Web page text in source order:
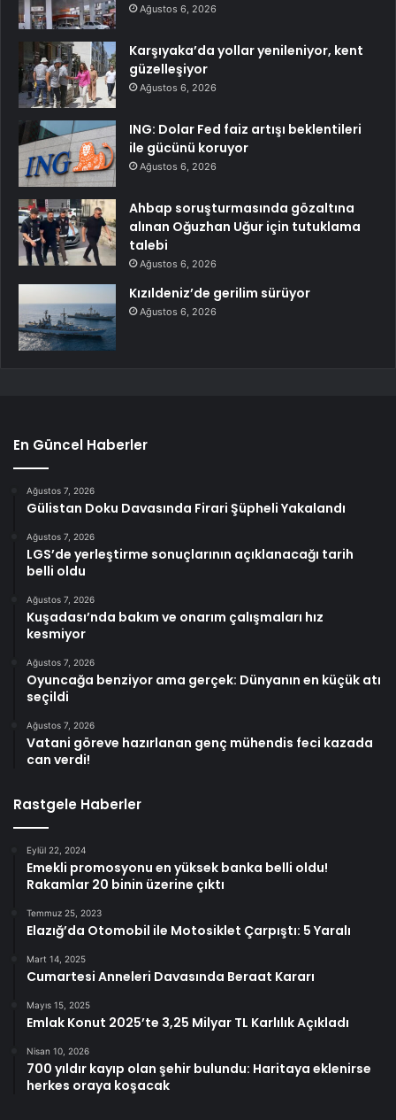
Ağustos 6, 2026
Karşıyaka’da yollar yenileniyor, kent
güzelleşiyor
Ağustos 6, 2026
ING: Dolar Fed faiz artışı beklentileri
ile gücünü koruyor
Ağustos 6, 2026
Ahbap soruşturmasında gözaltına
alınan Oğuzhan Uğur için tutuklama
talebi
Ağustos 6, 2026
Kızıldeniz’de gerilim sürüyor
Ağustos 6, 2026
En Güncel Haberler
Ağustos 7, 2026
Gülistan Doku Davasında Firari Şüpheli Yakalandı
Ağustos 7, 2026
LGS’de yerleştirme sonuçlarının açıklanacağı tarih
belli oldu
Ağustos 7, 2026
Kuşadası’nda bakım ve onarım çalışmaları hız
kesmiyor
Ağustos 7, 2026
Oyuncağa benziyor ama gerçek: Dünyanın en küçük atı
seçildi
Ağustos 7, 2026
Vatani göreve hazırlanan genç mühendis feci kazada
can verdi!
Rastgele Haberler
Eylül 22, 2024
Emekli promosyonu en yüksek banka belli oldu!
Rakamlar 20 binin üzerine çıktı
Temmuz 25, 2023
Elazığ’da Otomobil ile Motosiklet Çarpıştı: 5 Yaralı
Mart 14, 2025
Cumartesi Anneleri Davasında Beraat Kararı
Mayıs 15, 2025
Emlak Konut 2025’te 3,25 Milyar TL Karlılık Açıkladı
Nisan 10, 2026
700 yıldır kayıp olan şehir bulundu: Haritaya eklenirse
herkes oraya koşacak